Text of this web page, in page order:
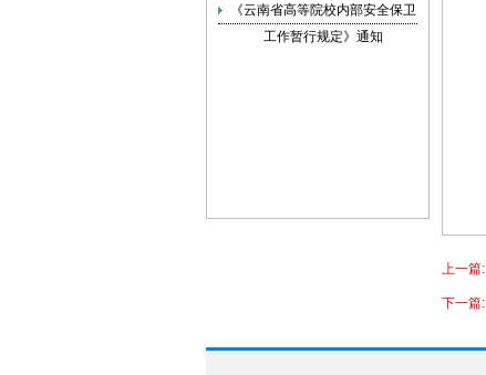
《云南省高等院校内部安全保卫
工作暂行规定》通知
上一篇:
下一篇: